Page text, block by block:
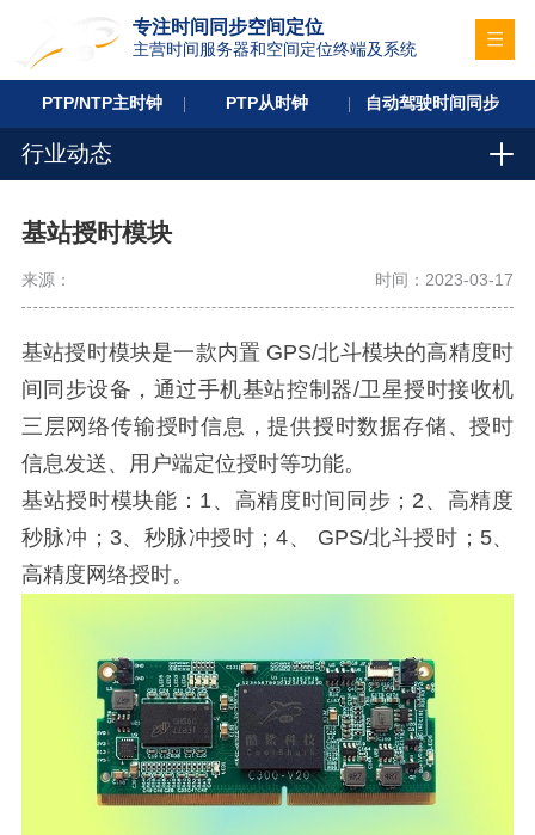
专注时间同步空间定位
主营时间服务器和空间定位终端及系统
PTP/NTP主时钟 PTP从时钟 自动驾驶时间同步
行业动态
基站授时模块
来源： 时间：2023-03-17
基站授时模块是一款内置 GPS/北斗模块的高精度时
间同步设备，通过手机基站控制器/卫星授时接收机
三层网络传输授时信息，提供授时数据存储、授时
信息发送、用户端定位授时等功能。
基站授时模块能：1、高精度时间同步；2、高精度
秒脉冲；3、秒脉冲授时；4、 GPS/北斗授时；5、
高精度网络授时。